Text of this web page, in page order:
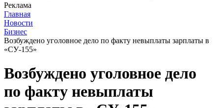
Реклама
Главная
Новости
Бизнес
Возбуждено уголовное дело по факту невыплаты зарплаты в
«СУ-155»
Возбуждено уголовное дело
по факту невыплаты